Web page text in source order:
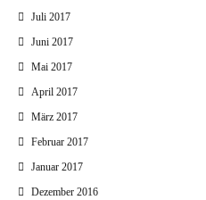
Juli 2017
Juni 2017
Mai 2017
April 2017
März 2017
Februar 2017
Januar 2017
Dezember 2016